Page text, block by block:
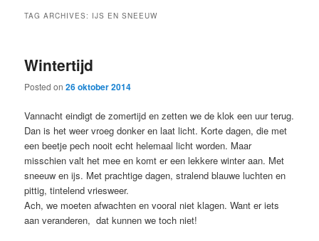
content
content
TAG ARCHIVES: IJS EN SNEEUW
Wintertijd
Posted on26 oktober 2014
Vannacht eindigt de zomertijd en zetten we de klok een uur terug.
Dan is het weer vroeg donker en laat licht. Korte dagen, die met
een beetje pech nooit echt helemaal licht worden. Maar
misschien valt het mee en komt er een lekkere winter aan. Met
sneeuw en ijs. Met prachtige dagen, stralend blauwe luchten en
pittig, tintelend vriesweer.
Ach, we moeten afwachten en vooral niet klagen. Want er iets
aan veranderen, dat kunnen we toch niet!